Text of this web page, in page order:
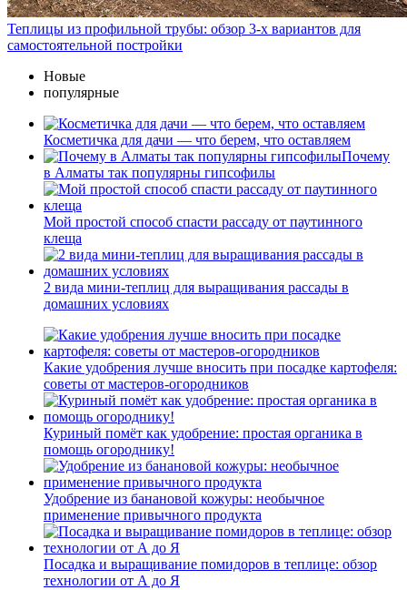
Теплицы из профильной трубы: обзор 3-х вариантов для
самостоятельной постройки
Новые
популярные
Косметичка для дачи — что берем, что оставляем
Почему
в Алматы так популярны гипсофилы
Мой простой способ спасти рассаду от паутинного
клеща
2 вида мини-теплиц для выращивания рассады в
домашних условиях
Какие удобрения лучше вносить при посадке картофеля:
советы от мастеров-огородников
Куриный помёт как удобрение: простая органика в
помощь огороднику!
Удобрение из банановой кожуры: необычное
применение привычного продукта
Посадка и выращивание помидоров в теплице: обзор
технологии от А до Я